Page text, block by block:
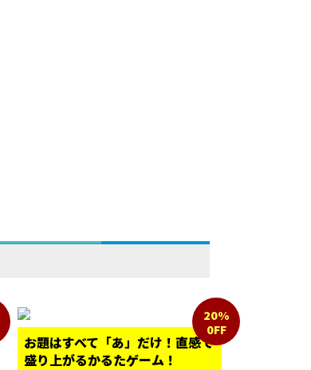
お題はすべて「あ」だけ！直感で
盛り上がるかるたゲーム！
20%
0FF